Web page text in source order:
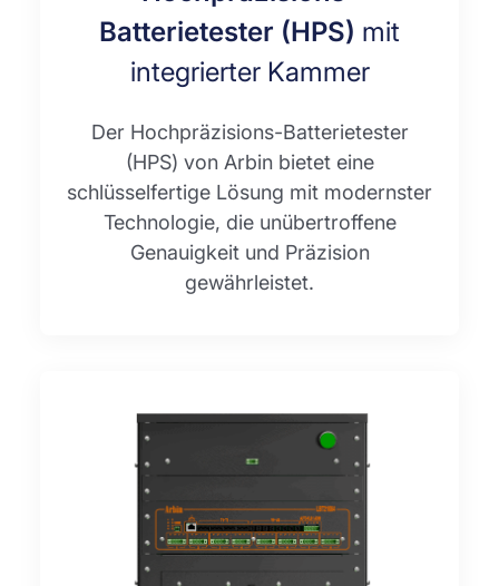
Batterietester (HPS) mit
integrierter Kammer
Der Hochpräzisions-Batterietester
(HPS) von Arbin bietet eine
schlüsselfertige Lösung mit modernster
Technologie, die unübertroffene
Genauigkeit und Präzision
gewährleistet.